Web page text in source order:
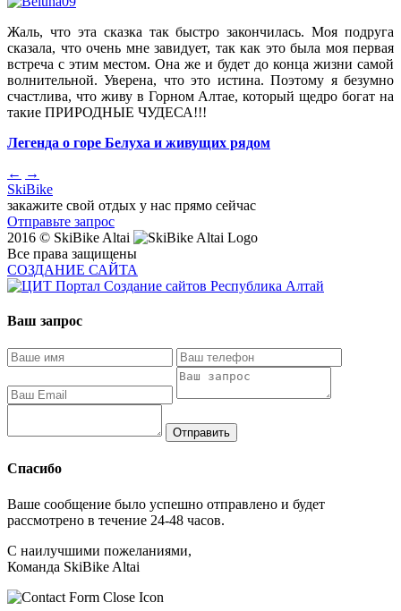
Жаль, что эта сказка так быстро закончилась. Моя подруга
сказала, что очень мне завидует, так как это была моя первая
встреча с этим местом. Она же и будет до конца жизни самой
волнительной. Уверена, что это истина. Поэтому я безумно
счастлива, что живу в Горном Алтае, который щедро богат на
такие ПРИРОДНЫЕ ЧУДЕСА!!!
Легенда о горе Белуха и живущих рядом
← →
SkiBike
закажите свой отдых у нас прямо сейчас
Отправьте запрос
2016 © SkiBike Altai
Все права защищены
СОЗДАНИЕ САЙТА
Ваш запрос
Спасибо
Ваше сообщение было успешно отправлено и будет
рассмотрено в течение 24-48 часов.
С наилучшими пожеланиями,
Команда SkiBike Altai